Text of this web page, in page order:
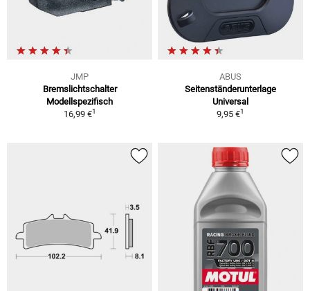
JMP
Bremslichtschalter
Modellspezifisch
16,99 €1
ABUS
Seitenständerunterlage
Universal
9,95 €1